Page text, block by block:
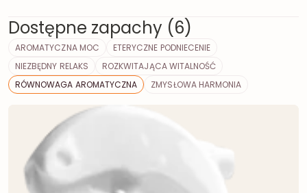
Dostępne zapachy (6)
AROMATYCZNA MOC
ETERYCZNE PODNIECENIE
NIEZBĘDNY RELAKS
ROZKWITAJĄCA WITALNOŚĆ
RÓWNOWAGA AROMATYCZNA
ZMYSŁOWA HARMONIA